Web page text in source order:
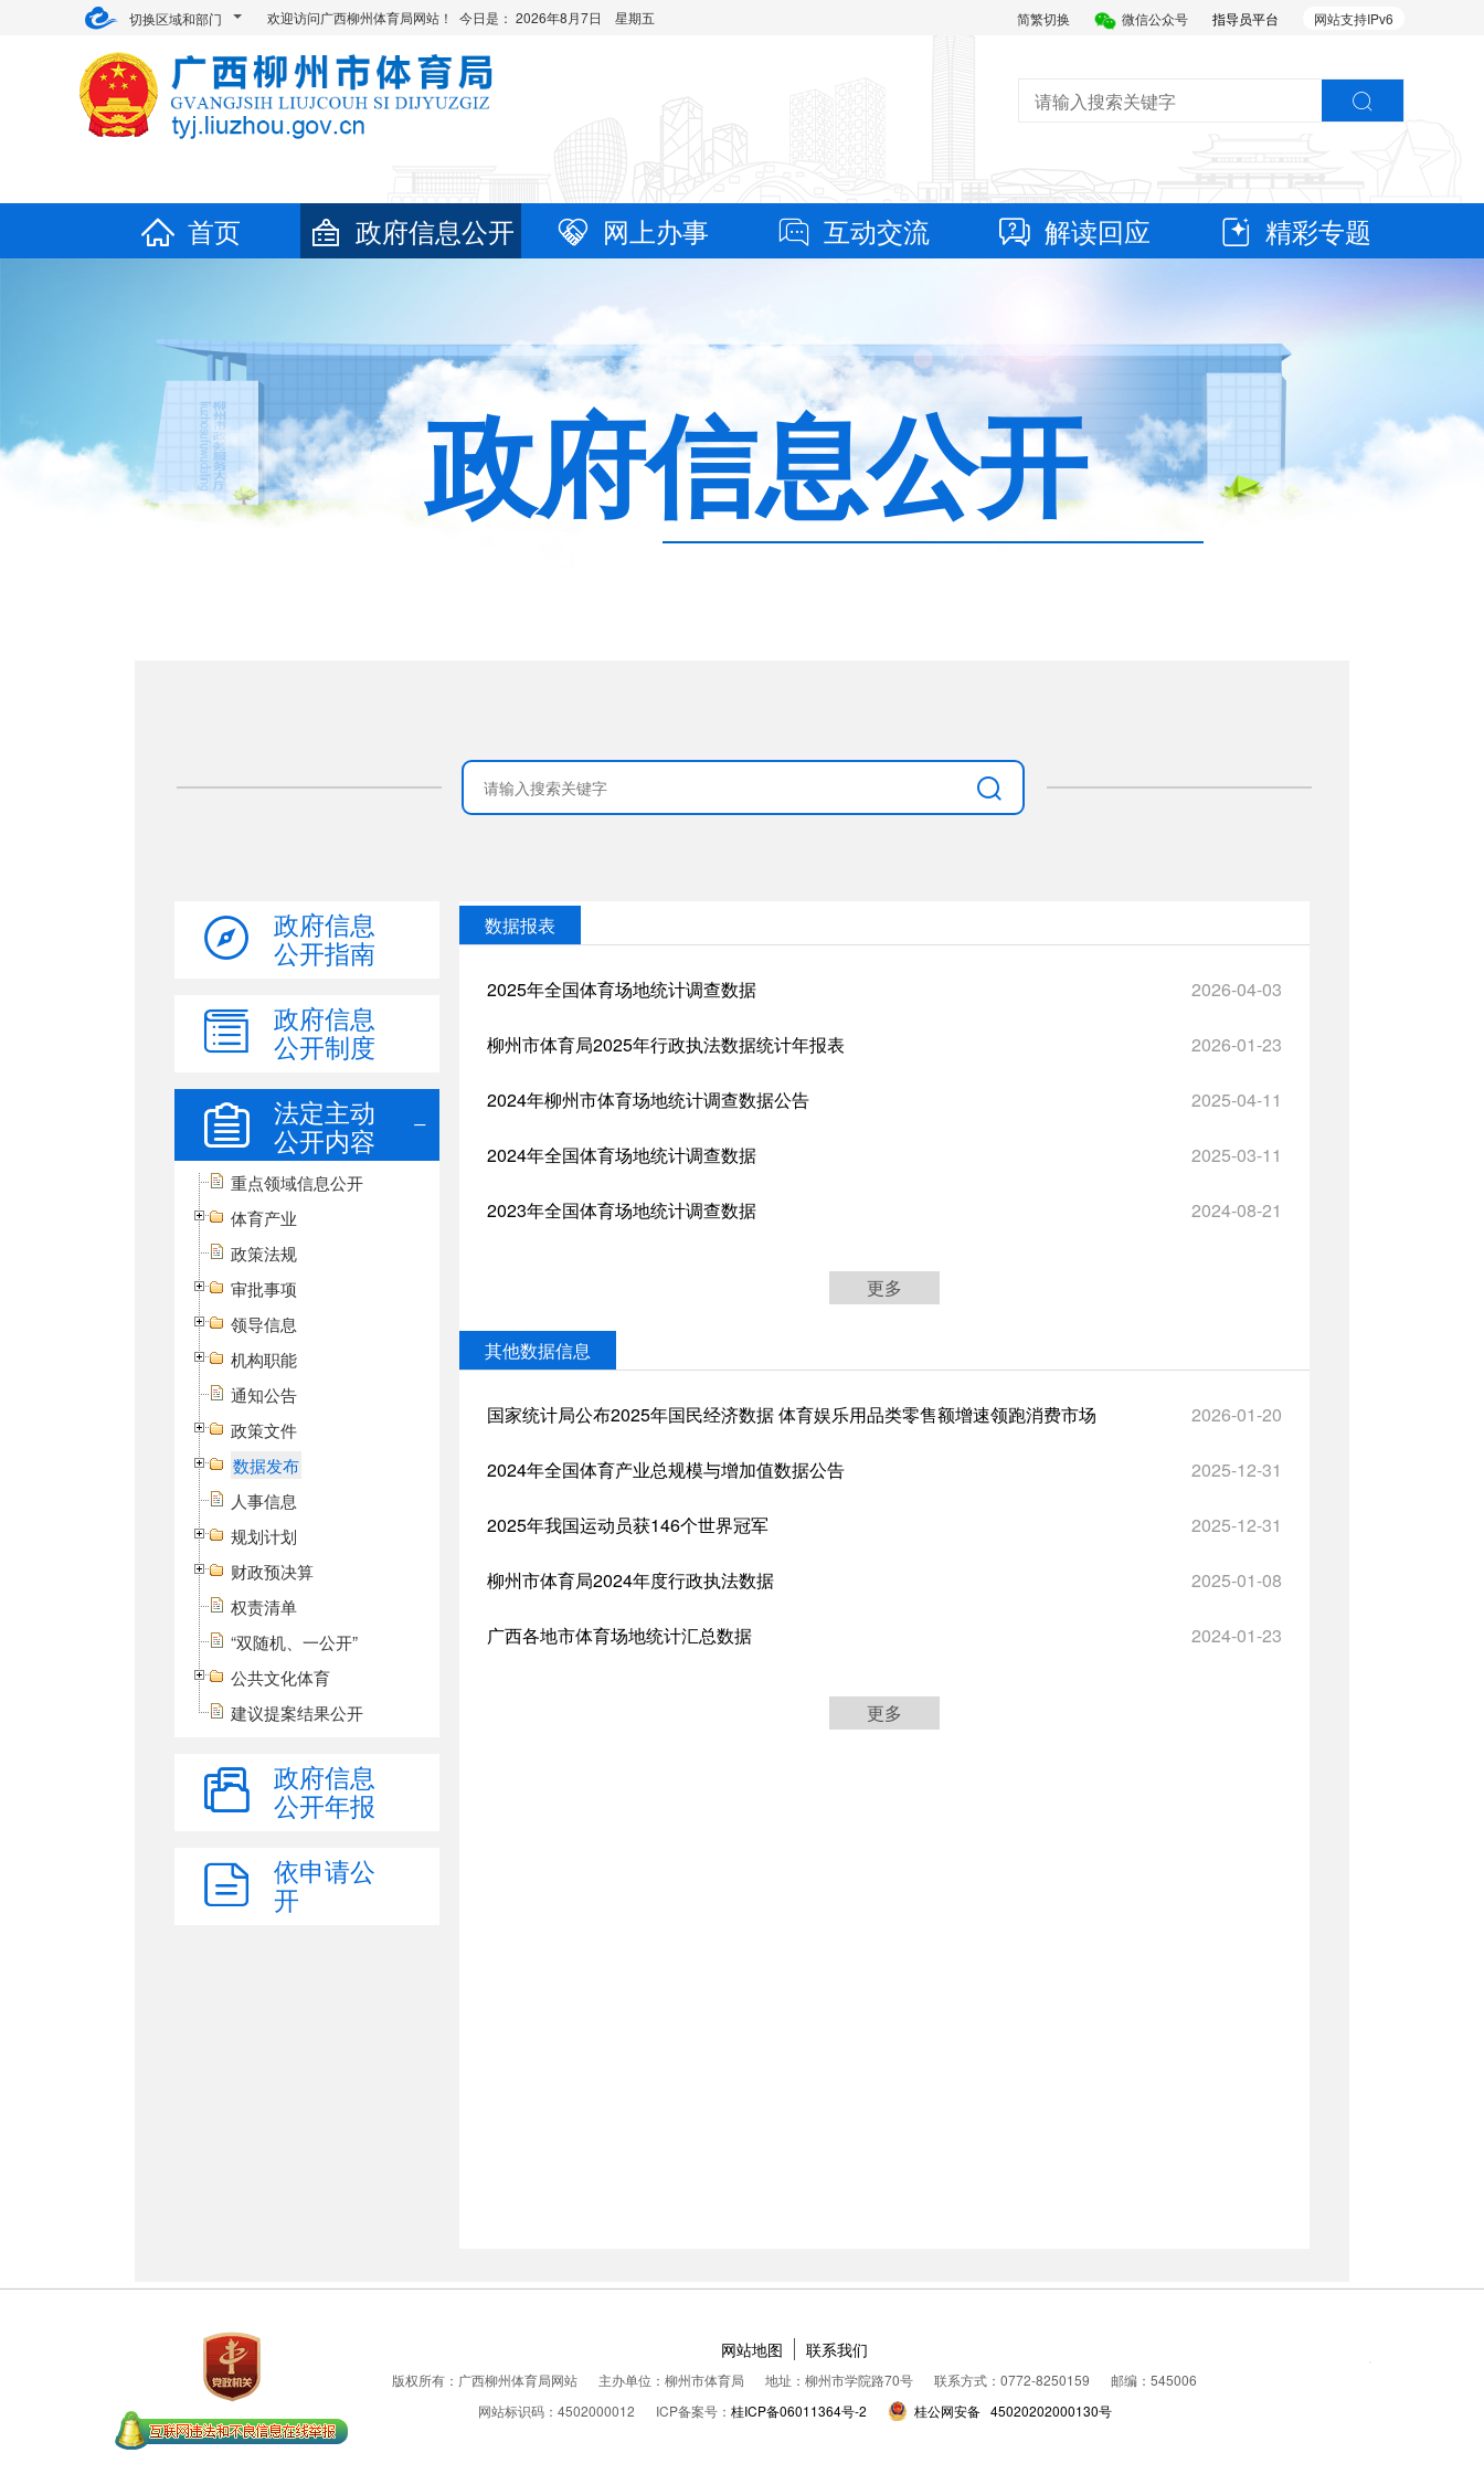
切换区域和部门 网站支持IPv6
指导员平台
微信公众号
简繁切换
欢迎访问广西柳州体育局网站！ 今日是： 2026年8月7日 星期五
首页 政府信息公开 网上办事 互动交流 解读回应 精彩专题
政府信息公开
政府信息
公开指南
政府信息
公开制度
法定主动
公开内容
重点领域信息公开
体育产业
政策法规
审批事项
领导信息
机构职能
通知公告
政策文件
数据发布
人事信息
规划计划
财政预决算
权责清单
“双随机、一公开”
公共文化体育
建议提案结果公开
政府信息
公开年报
依申请公
开
网站地图 联系我们
版权所有：广西柳州体育局网站 主办单位：柳州市体育局 地址：柳州市学院路70号 联系方式：0772-8250159
邮编：545006
网站标识码：4502000012
ICP备案号： 桂ICP备06011364号-2 桂公网安备 45020202000130号